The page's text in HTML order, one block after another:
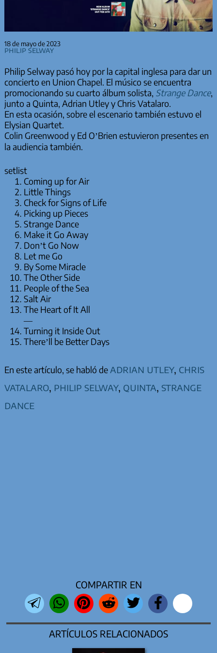
18 de mayo de 2023
Philip Selway
Philip Selway pasó hoy por la capital inglesa para dar un
concierto en Union Chapel. El músico se encuentra
promocionando su cuarto álbum solista, Strange Dance,
junto a Quinta, Adrian Utley y Chris Vatalaro.
En esta ocasión, sobre el escenario también estuvo el
Elysian Quartet.
Colin Greenwood y Ed O’Brien estuvieron presentes en
la audiencia también.
setlist
Coming up for Air
Little Things
Check for Signs of Life
Picking up Pieces
Strange Dance
Make it Go Away
Don’t Go Now
Let me Go
By Some Miracle
The Other Side
People of the Sea
Salt Air
The Heart of It All
—
Turning it Inside Out
There’ll be Better Days
En este artículo, se habló de adrian utley, chris
vatalaro, philip selway, quinta, strange
dance
COMPARTIR EN
ARTÍCULOS RELACIONADOS